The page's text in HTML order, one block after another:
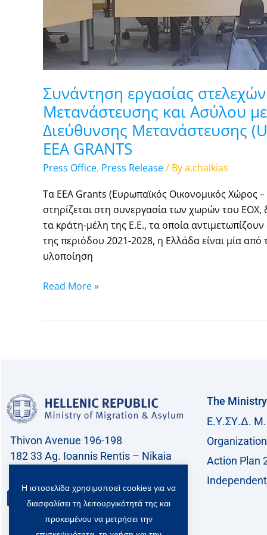
Συνάντηση εργασίας
Μετανάστευσης και Ασύλου
Διεύθυνσης Μετανάστευσης
ΕΕΑ GRANTS
Press Office, Press Release/ Bya.chalkias
Τα EEA Grants (Ευρωπαϊκός Οικονομικός
στηρίζεται στη συνεργασία των χωρών του ΕΟΧ,
τα κράτη-μέλη της Ε.Ε., τα οποία αντιμετωπίζουν
της περιόδου 2021-2028, η Ελλάδα είναι μία
υλοποίηση
Νορβηγικής
Διεύθυνσης
Μετανάστευσης
(UDI)
πλαίσιο
υλοποίησης
των
ΕΕΑ
GRANTS
Read More »
Thivon Avenue 196-198
182 33 Ag. Ioannis Rentis – Nikaia
Contact
The Ministry
Ε.Υ.ΣΥ.Δ.
Action Plan
Η ιστοσελίδα χρησιμοποιεί cookies για να
διασφαλίσει τη λειτουργικότητά της και
προκειμένου να μετρήσει την